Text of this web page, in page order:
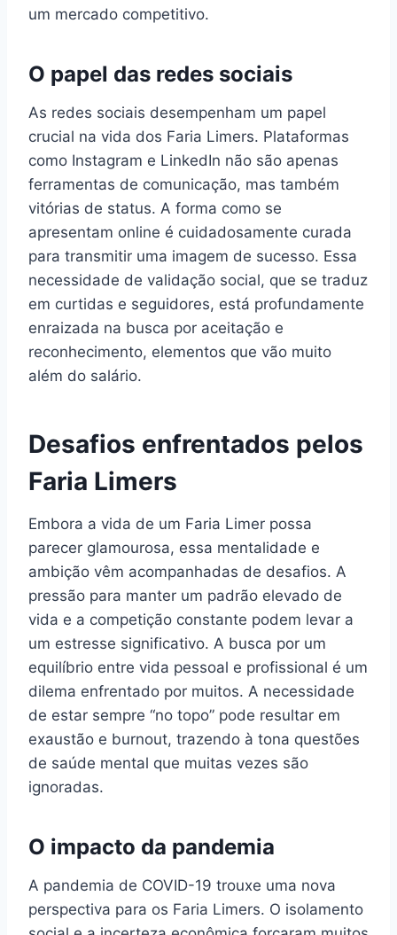
um mercado competitivo.
O papel das redes sociais
As redes sociais desempenham um papel
crucial na vida dos Faria Limers. Plataformas
como Instagram e LinkedIn não são apenas
ferramentas de comunicação, mas também
vitórias de status. A forma como se
apresentam online é cuidadosamente curada
para transmitir uma imagem de sucesso. Essa
necessidade de validação social, que se traduz
em curtidas e seguidores, está profundamente
enraizada na busca por aceitação e
reconhecimento, elementos que vão muito
além do salário.
Desafios enfrentados pelos
Faria Limers
Embora a vida de um Faria Limer possa
parecer glamourosa, essa mentalidade e
ambição vêm acompanhadas de desafios. A
pressão para manter um padrão elevado de
vida e a competição constante podem levar a
um estresse significativo. A busca por um
equilíbrio entre vida pessoal e profissional é um
dilema enfrentado por muitos. A necessidade
de estar sempre “no topo” pode resultar em
exaustão e burnout, trazendo à tona questões
de saúde mental que muitas vezes são
ignoradas.
O impacto da pandemia
A pandemia de COVID-19 trouxe uma nova
perspectiva para os Faria Limers. O isolamento